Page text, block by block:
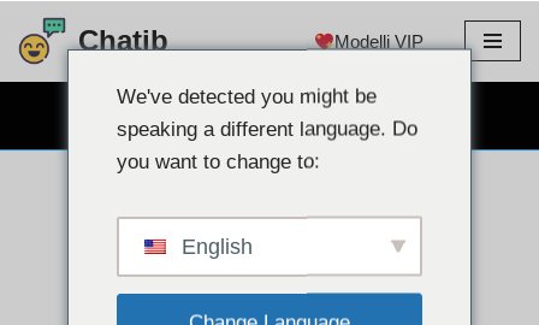
Salta
Chatib Modelli VIP
CHAT WEBCAM GRATUITA
We've detected you might be
speaking a different language. Do
you want to change to:
English